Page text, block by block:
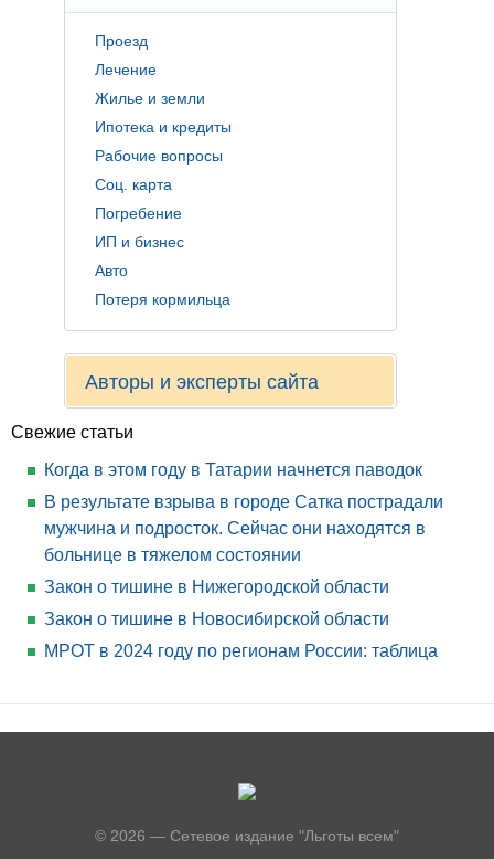
Проезд
Лечение
Жилье и земли
Ипотека и кредиты
Рабочие вопросы
Соц. карта
Погребение
ИП и бизнес
Авто
Потеря кормильца
Авторы и эксперты сайта
Свежие статьи
Когда в этом году в Татарии начнется паводок
В результате взрыва в городе Сатка пострадали
мужчина и подросток. Сейчас они находятся в
больнице в тяжелом состоянии
Закон о тишине в Нижегородской области
Закон о тишине в Новосибирской области
МРОТ в 2024 году по регионам России: таблица
© 2026 — Сетевое издание "Льготы всем"